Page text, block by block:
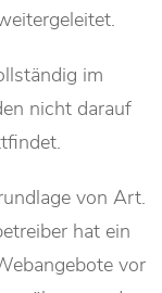
im
nicht darauf
von Art.
hat ein
vor